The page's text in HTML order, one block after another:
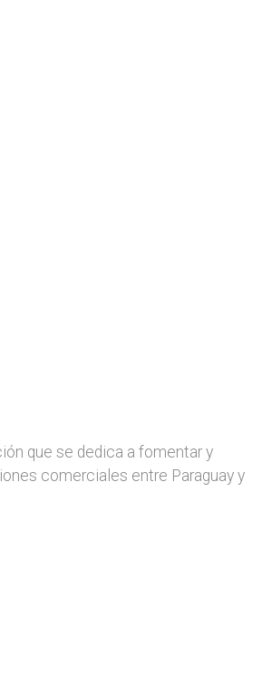
que se dedica a fomentar y
comerciales entre Paraguay y